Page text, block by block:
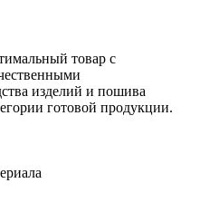
товар с
изделий и пошива
готовой продукции.